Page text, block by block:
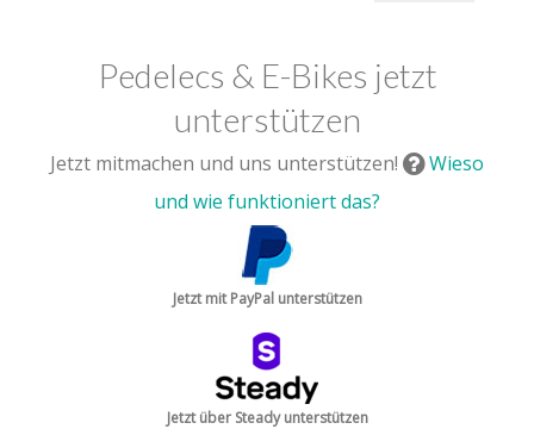
Pedelecs & E-Bikes jetzt
unterstützen
Jetzt mitmachen und uns unterstützen!
Wieso
und wie funktioniert das?
Jetzt mit PayPal unterstützen
Jetzt über Steady unterstützen